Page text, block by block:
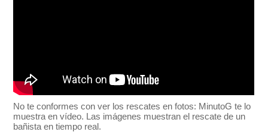
No te conformes con ver los rescates en fotos: MinutoG te lo
muestra en vídeo. Las imágenes muestran el rescate de un
bañista en tiempo real.